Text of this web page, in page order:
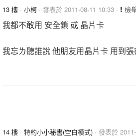
13 樓 · 小柯 · 發表於 2011-08-11 10:33 · 檢
我都不敢用 安全鎖 或 晶片卡
我忘ㄌ聽誰說 他朋友用晶片卡 用到
14 樓 · 特約小小秘書(空白模式) · 發表於